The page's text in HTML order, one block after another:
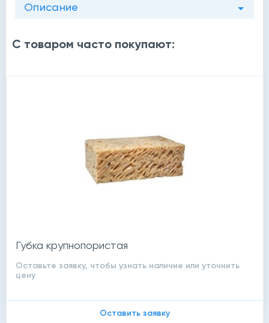
Описание
С товаром часто покупают:
Губка крупнопористая
Оставьте заявку, чтобы узнать наличие или уточнить
цену
Оставить заявку